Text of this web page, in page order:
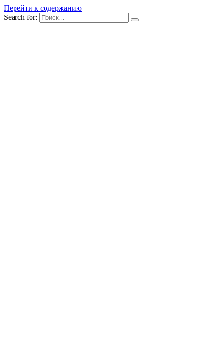
Перейти к содержанию
Search for: